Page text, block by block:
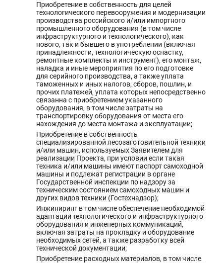
Приобретение в собственность для целей
технологического перевооружения и модернизации
производства российского и/или импортного
промышленного оборудования (в том числе
инфраструктурного и технологического), как
нового, так и бывшего в употреблении (включая
принадлежности, технологическую оснастку,
ремонтные комплекты и инструмент), его монтаж,
наладка и иные мероприятия по его подготовке
для серийного производства, а также уплата
таможенных и иных налогов, сборов, пошлин, и
прочих платежей, уплата которых непосредственно
связанна с приобретением указанного
оборудования, в том числе затраты на
транспортировку оборудования от места его
нахождения до места монтажа и эксплуатации;
Приобретение в собственность
специализированной лесозаготовительной техники
и/или машин, используемых Заявителем для
реализации Проекта, при условии если такая
техника и/или машины имеют паспорт самоходной
машины и подлежат регистрации в органе
Государственной инспекции по надзору за
техническим состоянием самоходных машин и
других видов техники (Гостехнадзор);
Инжиниринг в том числе обеспечение необходимой
адаптации технологического и инфраструктурного
оборудования и инженерных коммуникаций,
включая затраты на прокладку и оборудование
необходимых сетей, а также разработку всей
технической документации;
Приобретение расходных материалов, в том числе